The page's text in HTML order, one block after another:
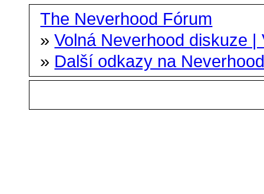
The Neverhood Fórum
»Volná Neverhood diskuze
» Další odkazy na